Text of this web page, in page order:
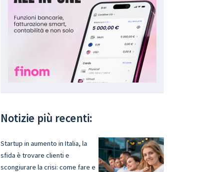
Notizie più recenti:
Startup in aumento in Italia, la
sfida è trovare clienti e
scongiurare la crisi: come fare e